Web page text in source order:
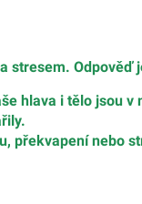
stresem. Odpověď
hlava i tělo jsou
překvapení nebo